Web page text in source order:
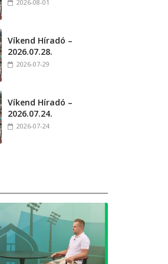
2026-08-01
Víkend Híradó –
2026.07.28.
2026-07-29
Víkend Híradó –
2026.07.24.
2026-07-24